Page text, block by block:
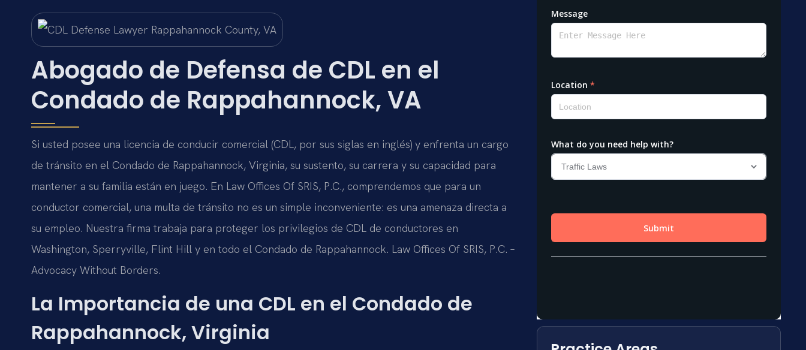
Abogado de Defensa de CDL en el
Condado de Rappahannock, VA
Si usted posee una licencia de conducir comercial (CDL, por sus siglas en inglés) y enfrenta un cargo
de tránsito en el Condado de Rappahannock, Virginia, su sustento, su carrera y su capacidad para
mantener a su familia están en juego. En Law Offices Of SRIS, P.C., comprendemos que para un
conductor comercial, una multa de tránsito no es un simple inconveniente: es una amenaza directa a
su empleo. Nuestra firma trabaja para proteger los privilegios de CDL de conductores en
Washington, Sperryville, Flint Hill y en todo el Condado de Rappahannock. Law Offices Of SRIS, P.C. –
Advocacy Without Borders.
La Importancia de una CDL en el Condado de
Rappahannock, Virginia